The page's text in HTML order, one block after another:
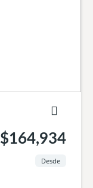
$164,934
Desde